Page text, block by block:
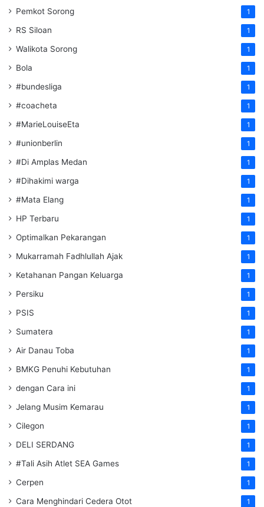
Pemkot Sorong 1
RS Siloan 1
Walikota Sorong 1
Bola 1
#bundesliga 1
#coacheta 1
#MarieLouiseEta 1
#unionberlin 1
#Di Amplas Medan 1
#Dihakimi warga 1
#Mata Elang 1
HP Terbaru 1
Optimalkan Pekarangan 1
Mukarramah Fadhlullah Ajak 1
Ketahanan Pangan Keluarga 1
Persiku 1
PSIS 1
Sumatera 1
Air Danau Toba 1
BMKG Penuhi Kebutuhan 1
dengan Cara ini 1
Jelang Musim Kemarau 1
Cilegon 1
DELI SERDANG 1
#Tali Asih Atlet SEA Games 1
Cerpen 1
Cara Menghindari Cedera Otot 1